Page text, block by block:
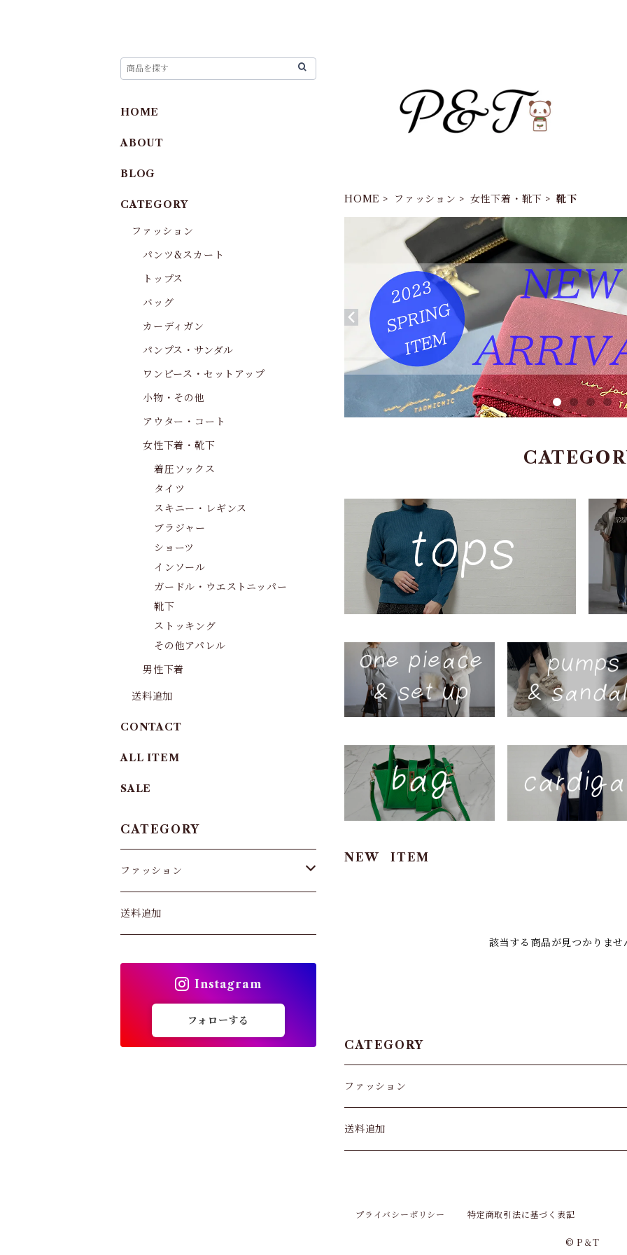
HOME ファッション 女性下着・靴下 靴下
NEW ITEM
該当する商品が見つかりませ
CATEGORY
ファッション
パンツ&スカート
バッグ
送料追加
HOME
ABOUT
BLOG
CATEGORY
ファッション
パンツ&スカート
トップス
バッグ
カーディガン
パンプス・サンダル
ワンピース・セットアップ
小物・その他
アウター・コート
女性下着・靴下
着圧ソックス
タイツ
スキニー・レギンス
ブラジャー
ショーツ
インソール
ガードル・ウエストニッパー
靴下
ストッキング
その他アパレル
男性下着
送料追加
CONTACT
ALL ITEM
SALE
CATEGORY
ファッション
パンツ&スカート
カーディガン
送料追加
Instagram
フォローする
プライバシーポリシー 特定商取引法に基づく表記
© P＆T